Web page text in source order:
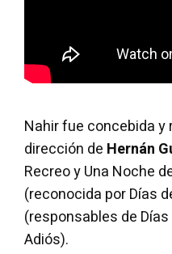
Nahir fue concebida y
dirección de Hernán
Recreo y Una Noche
(reconocida por Días
(responsables de
Adiós).